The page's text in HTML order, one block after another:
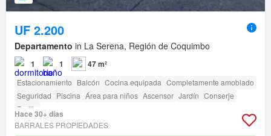
UF 2.200
Departamento in La Serena, Región de Coquimbo
1 1 47 m²
Estacionamiento Balcón Cocina equipada Completamente amoblado
Seguridad Piscina Área para niños Ascensor Jardín Conserje
Parilla
Hace 30+ días
BARRALES PROPIEDADES